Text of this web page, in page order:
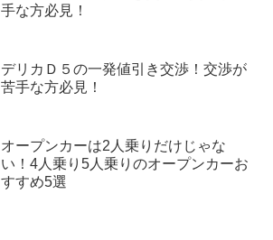
手な方必見！
デリカＤ５の一発値引き交渉！交渉が
苦手な方必見！
オープンカーは2人乗りだけじゃな
い！4人乗り5人乗りのオープンカーお
すすめ5選